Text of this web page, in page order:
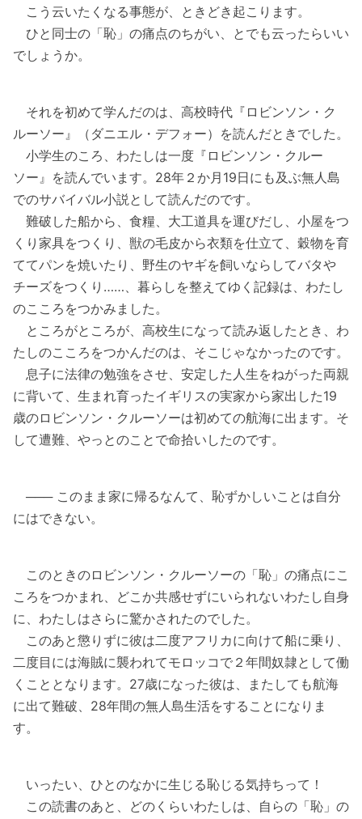
こう云いたくなる事態が、ときどき起こります。
ひと同士の「恥」の痛点のちがい、とでも云ったらいい
でしょうか。
それを初めて学んだのは、高校時代『ロビンソン・ク
ルーソー』（ダニエル・デフォー）を読んだときでした。
小学生のころ、わたしは一度『ロビンソン・クルー
ソー』を読んでいます。28年２か月19日にも及ぶ無人島
でのサバイバル小説として読んだのです。
難破した船から、食糧、大工道具を運びだし、小屋をつ
くり家具をつくり、獣の毛皮から衣類を仕立て、穀物を育
ててパンを焼いたり、野生のヤギを飼いならしてバタや
チーズをつくり……、暮らしを整えてゆく記録は、わたし
のこころをつかみました。
ところがところが、高校生になって読み返したとき、わ
たしのこころをつかんだのは、そこじゃなかったのです。
息子に法律の勉強をさせ、安定した人生をねがった両親
に背いて、生まれ育ったイギリスの実家から家出した19
歳のロビンソン・クルーソーは初めての航海に出ます。そ
して遭難、やっとのことで命拾いしたのです。
─── このまま家に帰るなんて、恥ずかしいことは自分
にはできない。
このときのロビンソン・クルーソーの「恥」の痛点にこ
ころをつかまれ、どこか共感せずにいられないわたし自身
に、わたしはさらに驚かされたのでした。
このあと懲りずに彼は二度アフリカに向けて船に乗り、
二度目には海賊に襲われてモロッコで２年間奴隷として働
くこととなります。27歳になった彼は、またしても航海
に出て難破、28年間の無人島生活をすることになりま
す。
いったい、ひとのなかに生じる恥じる気持ちって！
この読書のあと、どのくらいわたしは、自らの「恥」の